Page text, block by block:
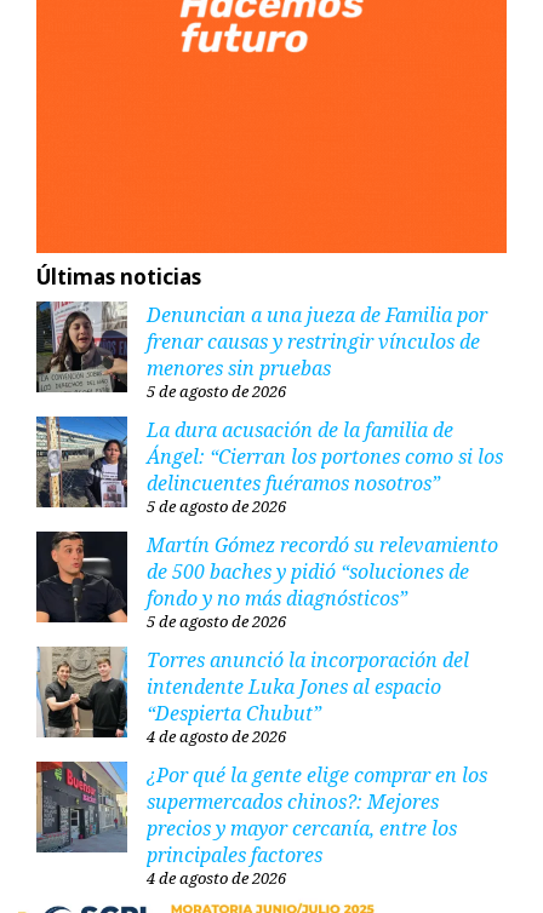
Últimas noticias
Denuncian a una jueza de Familia por
frenar causas y restringir vínculos de
menores sin pruebas
5 de agosto de 2026
La dura acusación de la familia de
Ángel: “Cierran los portones como si los
delincuentes fuéramos nosotros”
5 de agosto de 2026
Martín Gómez recordó su relevamiento
de 500 baches y pidió “soluciones de
fondo y no más diagnósticos”
5 de agosto de 2026
Torres anunció la incorporación del
intendente Luka Jones al espacio
“Despierta Chubut”
4 de agosto de 2026
¿Por qué la gente elige comprar en los
supermercados chinos?: Mejores
precios y mayor cercanía, entre los
principales factores
4 de agosto de 2026